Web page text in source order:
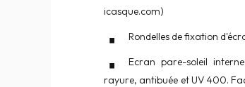
icasque.com)
Rondelles de fixation
Ecran pare-soleil
rayure, antibuée et UV 400.